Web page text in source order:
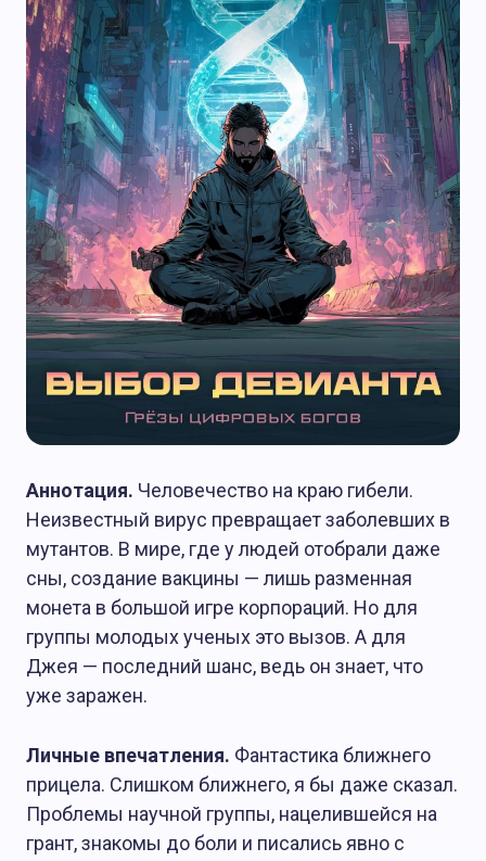
Аннотация. Человечество на краю гибели.
Неизвестный вирус превращает заболевших в
мутантов. В мире, где у людей отобрали даже
сны, создание вакцины — лишь разменная
монета в большой игре корпораций. Но для
группы молодых ученых это вызов. А для
Джея — последний шанс, ведь он знает, что
уже заражен.
Личные впечатления. Фантастика ближнего
прицела. Слишком ближнего, я бы даже сказал.
Проблемы научной группы, нацелившейся на
грант, знакомы до боли и писались явно с